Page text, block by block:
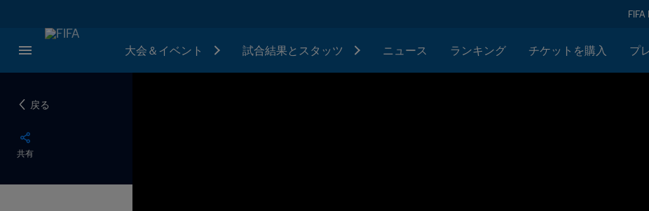
FIFA
大会＆イベント 試合結果とスタッツ ニュース ランキング チケットを購入 プ
戻る
共有